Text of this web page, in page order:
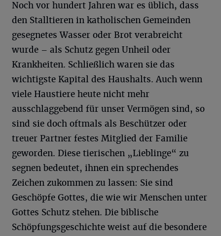
Noch vor hundert Jahren war es üblich, dass
den Stalltieren in katholischen Gemeinden
gesegnetes Wasser oder Brot verabreicht
wurde – als Schutz gegen Unheil oder
Krankheiten. Schließlich waren sie das
wichtigste Kapital des Haushalts. Auch wenn
viele Haustiere heute nicht mehr
ausschlaggebend für unser Vermögen sind, so
sind sie doch oftmals als Beschützer oder
treuer Partner festes Mitglied der Familie
geworden. Diese tierischen „Lieblinge“ zu
segnen bedeutet, ihnen ein sprechendes
Zeichen zukommen zu lassen: Sie sind
Geschöpfe Gottes, die wie wir Menschen unter
Gottes Schutz stehen. Die biblische
Schöpfungsgeschichte weist auf die besondere